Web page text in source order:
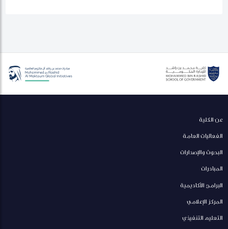
عن الكلية
الفعاليات العامة
البحوث والإصدارات
المبادرات
البرامج الأكاديمية
المركز الإعلامي
التعليم التنفيذي